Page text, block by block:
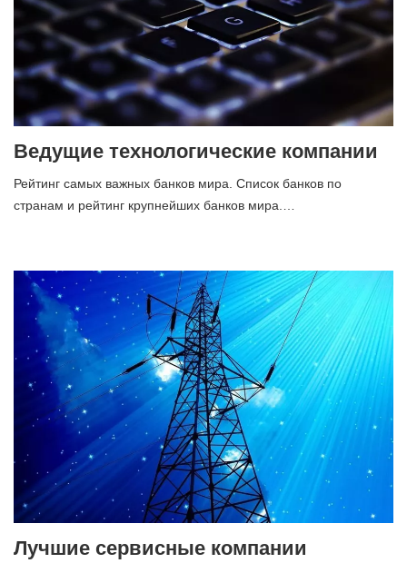
Ведущие технологические компании
Рейтинг самых важных банков мира. Список банков по
странам и рейтинг крупнейших банков мира.…
Лучшие сервисные компании